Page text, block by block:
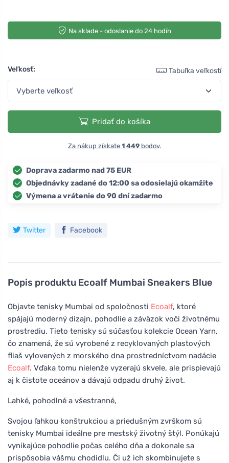
Popis produktu Ecoalf Mumbai Sneakers Blue
Objavte tenisky Mumbai od spoločnosti Ecoalf, ktoré
spájajú moderný dizajn, pohodlie a záväzok voči životnému
prostrediu. Tieto tenisky sú súčasťou kolekcie Ocean Yarn,
čo znamená, že sú vyrobené z recyklovaných plastových
fliaš vylovených z morského dna prostredníctvom nadácie
Ecoalf. Vďaka tomu nielenže vyzerajú skvele, ale prispievajú
aj k čistote oceánov a dávajú odpadu druhý život.
Lahké, pohodlné a všestranné,
Svojou ľahkou konštrukciou a priedušným zvrškom sú
tenisky Mumbai ideálne pre mestský životný štýl. Ponúkajú
vynikajúce pohodlie počas celého dňa a dokonale sa
prispôsobia vášmu chodidlu. Či už ich skombinujete s
Na sklade - odoslanie do 24 hodín
Veľkosť: Tabuľka veľkostí
Pridať do košíka
Za nákup získate 1 449 bodov.
Doprava zadarmo nad 75 EUR
Objednávky zadané do 12:00 sa odosielajú okamžite
Výmena a vrátenie do 90 dní zadarmo
Twitter Facebook